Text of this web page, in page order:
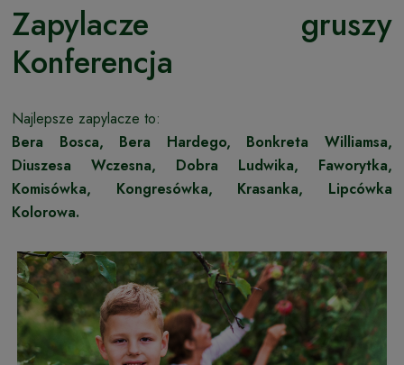
Zapylacze gruszy
Konferencja
Najlepsze zapylacze to:
Bera Bosca, Bera Hardego, Bonkreta Williamsa,
Diuszesa Wczesna, Dobra Ludwika, Faworytka,
Komisówka, Kongresówka, Krasanka, Lipcówka
Kolorowa.